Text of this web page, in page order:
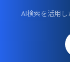
AI検索を活用